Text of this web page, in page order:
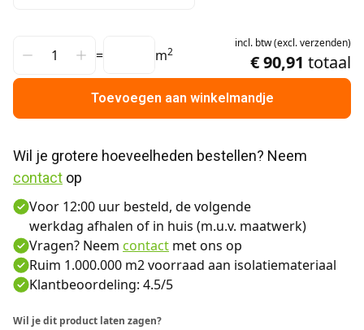
= m2
incl. btw(excl.verzenden)
€ 90,91 totaal
Toevoegen aan winkelmandje
contact op
Voor 12:00 uur besteld, de volgende
werkdag afhalen of in huis (m.u.v. maatwerk)
Vragen? Neem contact met ons op
Ruim 1.000.000 m2 voorraad aan isolatiemateriaal
Klantbeoordeling: 4.5/5
Wil je dit product laten zagen?